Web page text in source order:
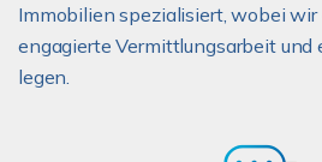
Immobilien spezialisiert, wobei
engagierte Vermittlungsarbeit und
legen.